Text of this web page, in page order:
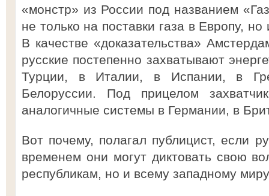
«монстр» из России под названием
не только на поставки газа в Европу,
В качестве «доказательства»
русские постепенно захватывают
Турции, в Италии, в Испании, в
Белоруссии. Под прицелом
аналогичные системы в Германии, в
Вот почему, полагал публицист, если
временем они могут диктовать свою
республикам, но и всему западному